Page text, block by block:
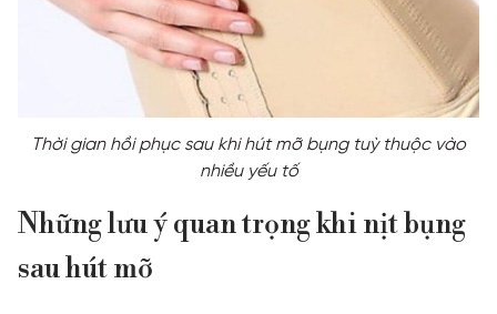
Thời gian hồi phục sau khi hút mỡ bụng tuỳ thuộc vào
nhiều yếu tố
Những lưu ý quan trọng khi nịt bụng
sau hút mỡ